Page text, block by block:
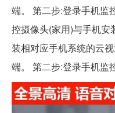
端。 第二步:登录手机监
控摄像头(家用)与手机安
装相对应手机系统的云
端。 第二步:登录手机监